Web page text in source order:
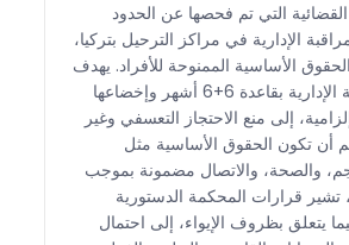
التي تم فحصها عن الحدود
الإدارية في مراكز الترحيل بتركيا،
الأساسية الممنوحة للأفراد. يهدف
تقييد مدة المراقبة الإدارية بقاعدة 6+6 أشهر وإخضاعها
إلى منع الاحتجاز التعسفي وغير
أن تكون الحقوق الأساسية مثل
والصحة، والاتصال مضمونة بموجب
تشير قرارات المحكمة الدستورية
يتعلق بظروف الإيواء، إلى احتمال